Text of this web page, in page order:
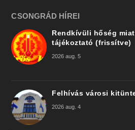
CSONGRÁD HÍREI
Rendkívüli hőség
tájékoztató (frissítve)
2026 aug. 5
Felhívás városi
2026 aug. 4